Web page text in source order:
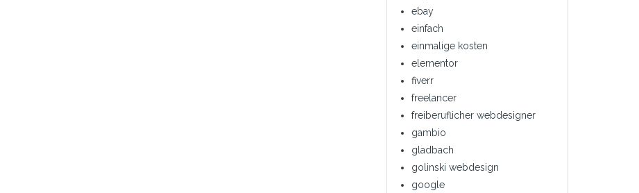
ebay
einfach
einmalige kosten
elementor
fiverr
freelancer
freiberuflicher webdesigner
gambio
gladbach
golinski webdesign
google